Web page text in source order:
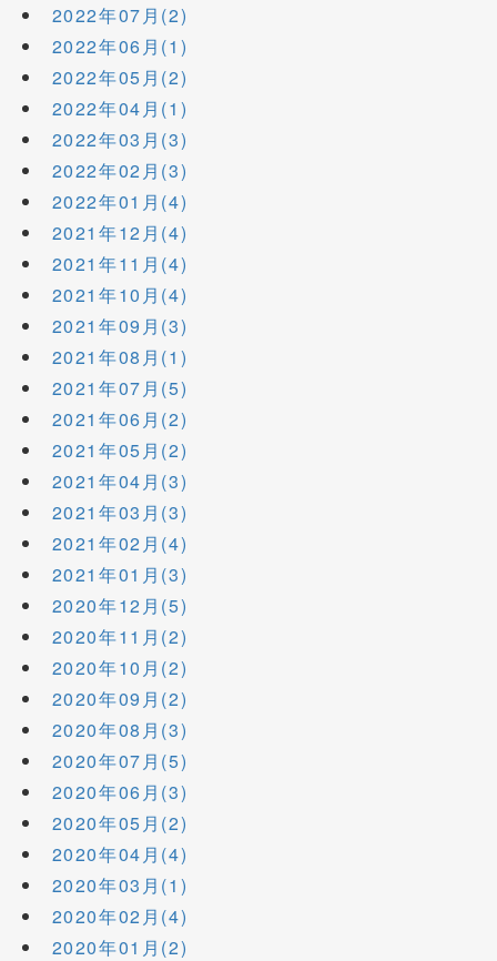
2022年07月(2)
2022年06月(1)
2022年05月(2)
2022年04月(1)
2022年03月(3)
2022年02月(3)
2022年01月(4)
2021年12月(4)
2021年11月(4)
2021年10月(4)
2021年09月(3)
2021年08月(1)
2021年07月(5)
2021年06月(2)
2021年05月(2)
2021年04月(3)
2021年03月(3)
2021年02月(4)
2021年01月(3)
2020年12月(5)
2020年11月(2)
2020年10月(2)
2020年09月(2)
2020年08月(3)
2020年07月(5)
2020年06月(3)
2020年05月(2)
2020年04月(4)
2020年03月(1)
2020年02月(4)
2020年01月(2)